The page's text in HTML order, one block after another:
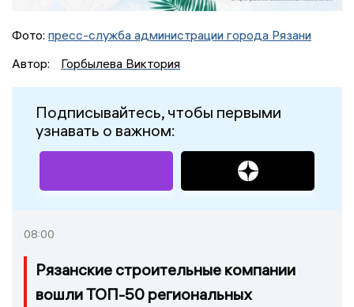
Фото: пресс-служба администрации города Рязани
Автор:
Горбылева Виктория
Подписывайтесь, чтобы первыми
узнавать о важном:
08:00
Рязанские строительные компании
вошли ТОП-50 региональных